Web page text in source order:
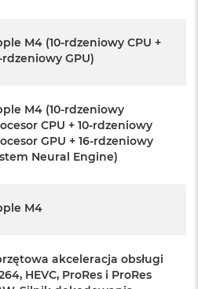
przy pierwszym uruchomieniu
M4 (10-rdzeniowy CPU +
rdzeniowy GPU)
M4 (10-rdzeniowy
CPU + 10-rdzeniowy
GPU + 16-rdzeniowy
Neural Engine)
M4
akceleracja obsługi
HEVC, ProRes i ProRes